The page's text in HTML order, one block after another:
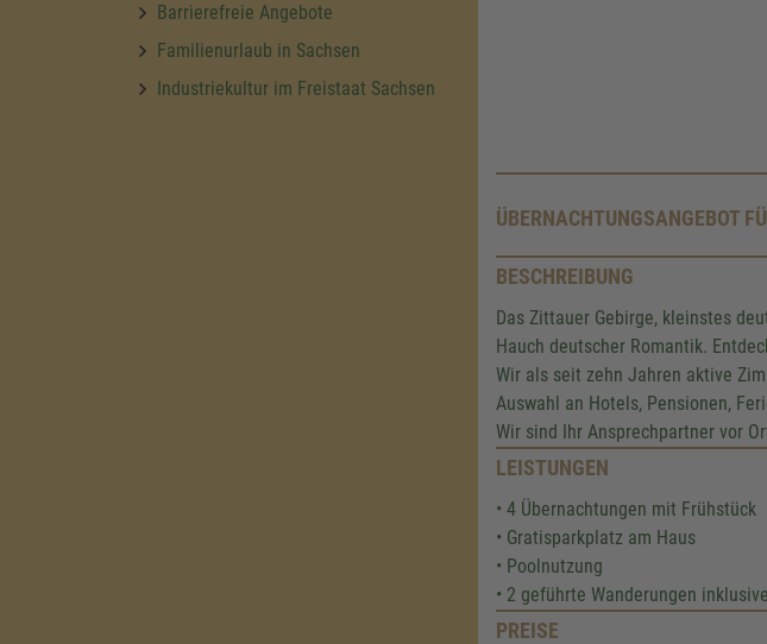
Barrierefreie Angebote
Familienurlaub in Sachsen
Industriekultur im Freistaat Sachsen
ÜBERNACHTUNGSANGEBOT
BESCHREIBUNG
Das Zittauer Gebirge, kleinstes
Hauch deutscher Romantik.
Wir als seit zehn Jahren aktive
Auswahl an Hotels, Pensionen,
Wir sind Ihr Ansprechpartner vor
LEISTUNGEN
• 4 Übernachtungen mit Frühstück
• Gratisparkplatz am Haus
• Poolnutzung
• 2 geführte Wanderungen
PREISE